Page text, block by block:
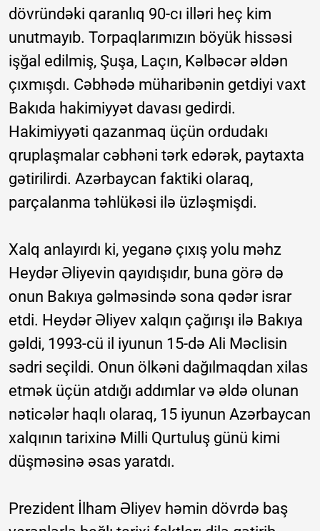
dövründəki qaranlıq 90-cı illəri heç kim
unutmayıb. Torpaqlarımızın böyük hissəsi
işğal edilmiş, Şuşa, Laçın, Kəlbəcər əldən
çıxmışdı. Cəbhədə müharibənin getdiyi vaxt
Bakıda hakimiyyət davası gedirdi.
Hakimiyyəti qazanmaq üçün ordudakı
qruplaşmalar cəbhəni tərk edərək, paytaxta
gətirilirdi. Azərbaycan faktiki olaraq,
parçalanma təhlükəsi ilə üzləşmişdi.
Xalq anlayırdı ki, yeganə çıxış yolu məhz
Heydər Əliyevin qayıdışıdır, buna görə də
onun Bakıya gəlməsində sona qədər israr
etdi. Heydər Əliyev xalqın çağırışı ilə Bakıya
gəldi, 1993-cü il iyunun 15-də Ali Məclisin
sədri seçildi. Onun ölkəni dağılmaqdan xilas
etmək üçün atdığı addımlar və əldə olunan
nəticələr haqlı olaraq, 15 iyunun Azərbaycan
xalqının tarixinə Milli Qurtuluş günü kimi
düşməsinə əsas yaratdı.
Prezident İlham Əliyev həmin dövrdə baş